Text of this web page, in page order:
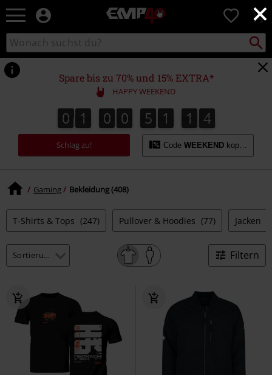
×
EMP
Merchandise
-
Shop
Rock
&
Entertainment
0
Katalog
durchsuchen
suchen
Spare bis zu 70% und 15% EXTRA*
HAPPY WEEKEND
0
0 1
1 0
0 0
0 5
5 1
1 1
2
1 2
3
2
4
3
Schlag zu! Code WEEKEND kopieren
Gaming Bekleidung (408)
T-Shirts & Tops (247) Pullover & Hoodies (77) Jacken
Filtern